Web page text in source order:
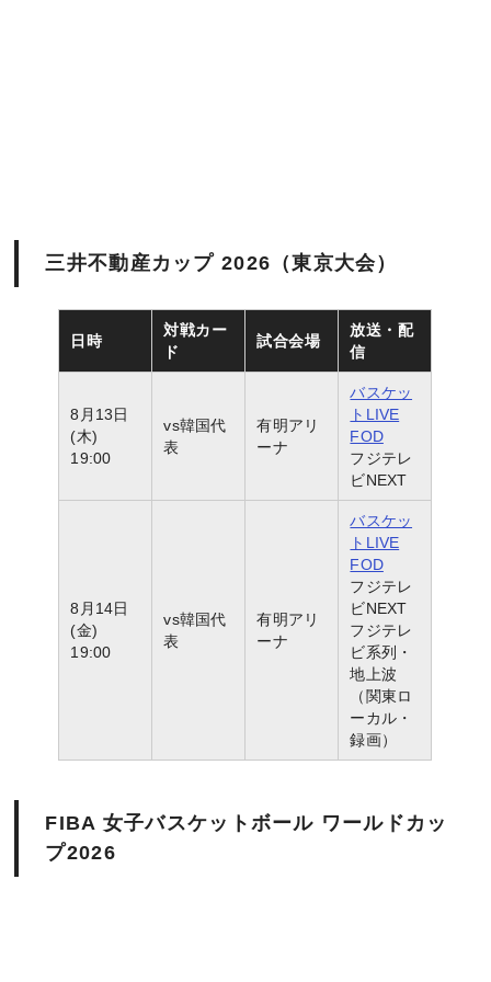
三井不動産カップ 2026（東京大会）
日時
対戦カー
ド
試合会場
放送・配
信
8月13日
(木)
19:00
vs韓国代
表
有明アリ
ーナ
バスケッ
トLIVE
FOD
フジテレ
ビNEXT
8月14日
(金)
19:00
vs韓国代
表
有明アリ
ーナ
バスケッ
トLIVE
FOD
フジテレ
ビNEXT
フジテレ
ビ系列・
地上波
（関東ロ
ーカル・
録画）
FIBA 女子バスケットボール ワールドカッ
プ2026